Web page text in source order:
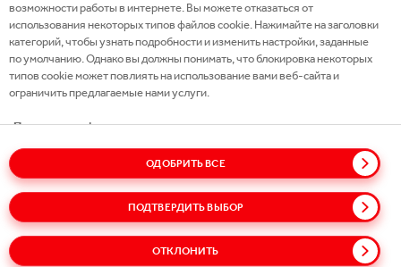
Карта сайта Политики
Политика конфиденциальности
Cookie-файлы
Условия использования сайта
Доступность
Говорите открыто!
возможности работы в интернете. Вы можете отказаться от
использования некоторых типов файлов cookie. Нажимайте на заголовки
категорий, чтобы узнать подробности и изменить настройки, заданные
по умолчанию. Однако вы должны понимать, что блокировка некоторых
типов cookie может повлиять на использование вами веб-сайта и
ограничить предлагаемые нами услуги.
Политика конфиденциальности
Политика в отношении файлов cookie
Управление настройками согласия
Строго необходимые файлы cookie Всегда активно
ОТКЛОНИТЬ
ПОДТВЕРДИТЬ ВЫБОР
ОДОБРИТЬ ВСЕ